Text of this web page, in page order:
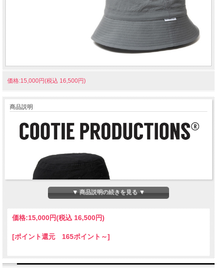
価格:15,000円(税込 16,500円)
商品説明
▼ 商品説明の続きを見る ▼
価格:15,000円(税込 16,500円)
[ポイント還元 165ポイント～]